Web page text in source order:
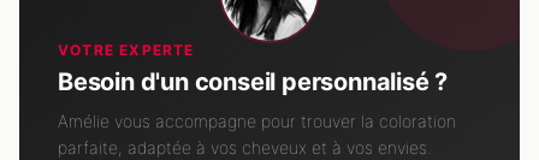
VOTRE EXPERTE
Besoin d'un conseil personnalisé ?
Amélie vous accompagne pour trouver la coloration
parfaite, adaptée à vos cheveux et à vos envies.